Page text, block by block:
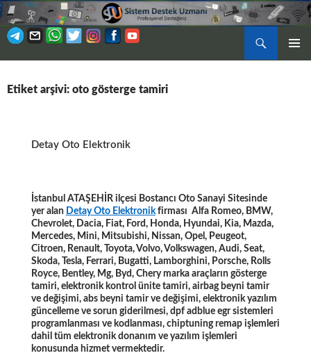
Ara
ATLA
Etiket arşivi: oto gösterge tamiri
Detay Oto Elektronik
İstanbul ATAŞEHİR ilçesi Bostancı Oto Sanayi Sitesinde
yer alan Detay Oto Elektronikfirması Alfa Romeo, BMW,
Chevrolet, Dacia, Fiat, Ford, Honda, Hyundai, Kia, Mazda,
Mercedes, Mini, Mitsubishi, Nissan, Opel, Peugeot,
Citroen, Renault, Toyota, Volvo, Volkswagen, Audi, Seat,
Skoda, Tesla, Ferrari, Bugatti, Lamborghini, Porsche, Rolls
Royce, Bentley, Mg, Byd, Chery marka araçların gösterge
tamiri, elektronik kontrol ünite tamiri, airbag beyni tamir
ve değişimi, abs beyni tamir ve değişimi, elektronik yazılım
güncelleme ve sorun giderilmesi, dpf adblue egr sistemleri
programlanması ve kodlanması, chiptuning remap işlemleri
dahil tüm elektronik donanım ve yazılım işlemleri
konusunda hizmet vermektedir.